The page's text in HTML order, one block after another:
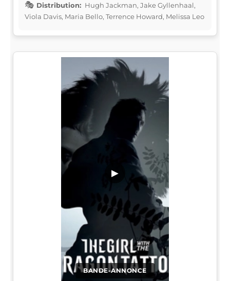
Distribution: Hugh Jackman, Jake Gyllenhaal,
Viola Davis, Maria Bello, Terrence Howard, Melissa Leo
BANDE-ANNONCE
▶